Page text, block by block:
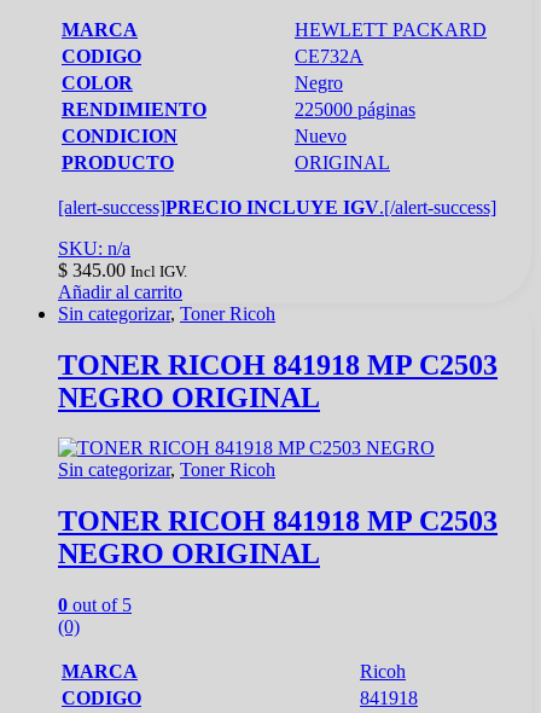
MARCA
HEWLETT PACKARD
CODIGO
CE732A
COLOR
Negro
RENDIMIENTO
225000 páginas
CONDICION
Nuevo
PRODUCTO
ORIGINAL
[alert-success]PRECIO INCLUYE IGV.[/alert-success]
SKU: n/a
$ 345.00 Incl IGV.
Añadir al carrito
Sin categorizar, Toner Ricoh
TONER RICOH 841918 MP C2503
NEGRO ORIGINAL
Sin categorizar, Toner Ricoh
TONER RICOH 841918 MP C2503
NEGRO ORIGINAL
0 out of 5
(0)
MARCA
Ricoh
CODIGO
841918